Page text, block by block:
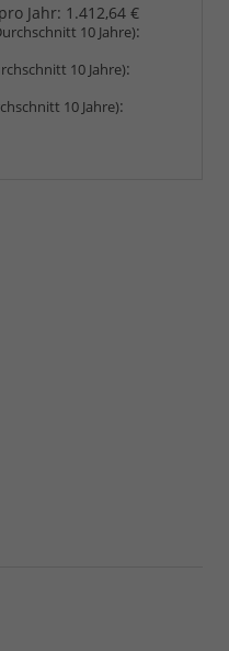
Jahr: 1.412,64 €
10 Jahre):
10 Jahre):
10 Jahre):